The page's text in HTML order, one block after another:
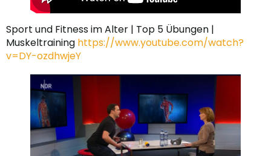
Sport und Fitness im Alter | Top 5 Übungen |
Muskeltraining https://www.youtube.com/watch?
v=DY-ozdhwjeY